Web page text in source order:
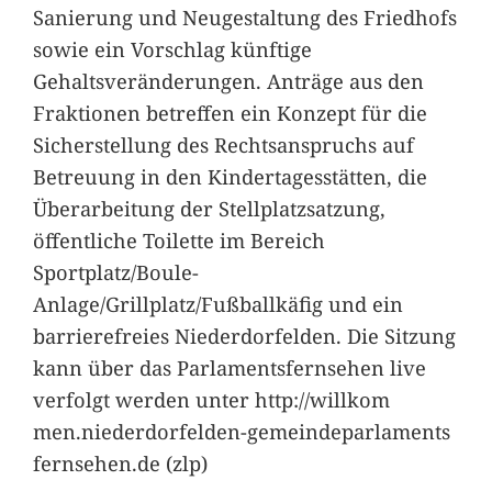
Sanierung und Neugestaltung des Friedhofs
sowie ein Vorschlag künftige
Gehaltsveränderungen. Anträge aus den
Fraktionen betreffen ein Konzept für die
Sicherstellung des Rechtsanspruchs auf
Betreuung in den Kindertagesstätten, die
Überarbeitung der Stellplatzsatzung,
öffentliche Toilette im Bereich
Sportplatz/Boule-
Anlage/Grillplatz/Fußballkäfig und ein
barrierefreies Niederdorfelden. Die Sitzung
kann über das Parlamentsfernsehen live
verfolgt werden unter http://willkom
men.niederdorfelden-gemeindeparlaments
fernsehen.de (zlp)